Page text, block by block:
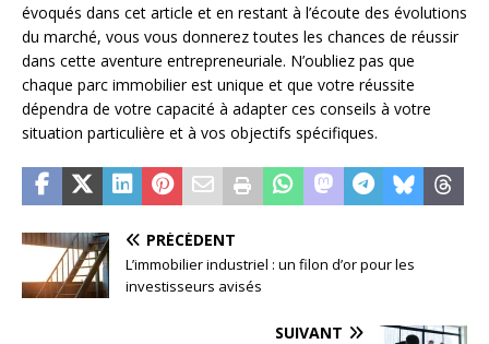
évoqués dans cet article et en restant à l’écoute des évolutions
du marché, vous vous donnerez toutes les chances de réussir
dans cette aventure entrepreneuriale. N’oubliez pas que
chaque parc immobilier est unique et que votre réussite
dépendra de votre capacité à adapter ces conseils à votre
situation particulière et à vos objectifs spécifiques.
PRÉCÉDENT
L’immobilier industriel : un filon d’or pour les
investisseurs avisés
SUIVANT